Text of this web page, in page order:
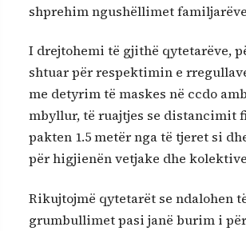
shprehim ngushëllimet
I drejtohemi të gjithë qytetarëve,
shtuar për respektimin e
me detyrim të maskes në ccdo
mbyllur, të ruajtjes se distancimit
pakten 1.5 metër nga të tjeret si
për higjienën vetjake dhe
Rikujtojmë qytetarët se ndalohen
grumbullimet pasi janë burim i